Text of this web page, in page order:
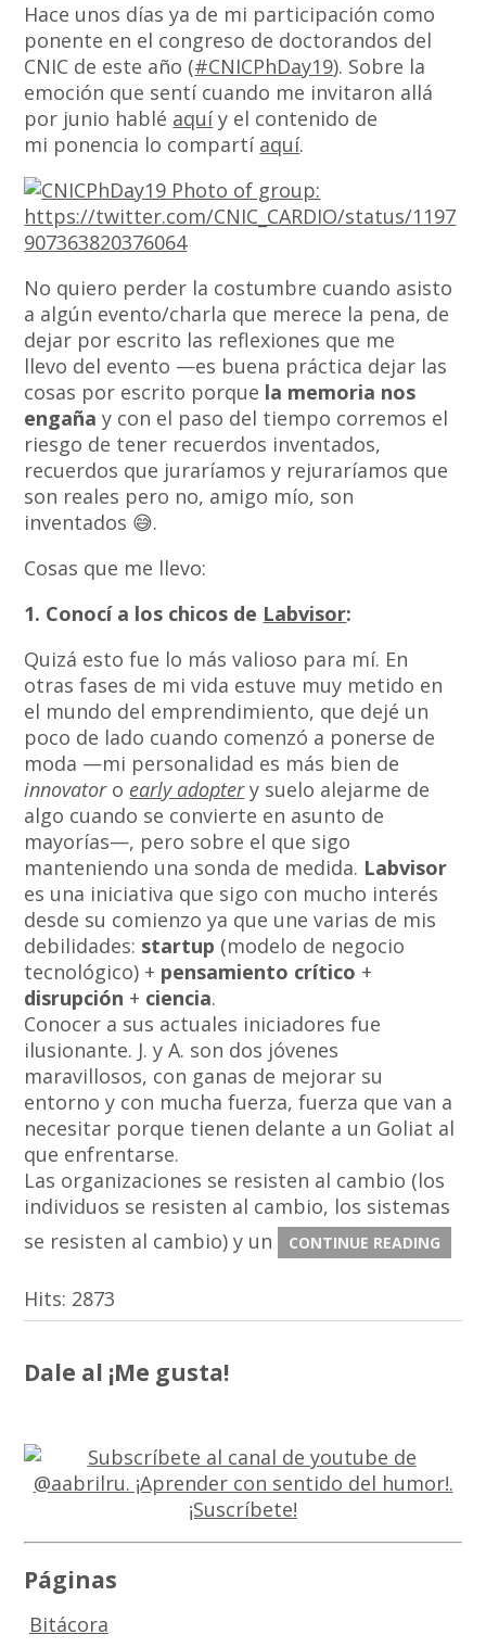
Hace unos días ya de mi participación como
ponente en el congreso de doctorandos del
CNIC de este año (#CNICPhDay19). Sobre la
emoción que sentí cuando me invitaron allá
por junio hablé aquí y el contenido de
mi ponencia lo compartí aquí.
No quiero perder la costumbre cuando asisto
a algún evento/charla que merece la pena, de
dejar por escrito las reflexiones que me
llevo del evento —es buena práctica dejar las
cosas por escrito porque la memoria nos
engaña y con el paso del tiempo corremos el
riesgo de tener recuerdos inventados,
recuerdos que juraríamos y rejuraríamos que
son reales pero no, amigo mío, son
inventados 😅.
Cosas que me llevo:
1. Conocí a los chicos de Labvisor:
Quizá esto fue lo más valioso para mí. En
otras fases de mi vida estuve muy metido en
el mundo del emprendimiento, que dejé un
poco de lado cuando comenzó a ponerse de
moda —mi personalidad es más bien de
innovatoro early adoptery suelo alejarme de
algo cuando se convierte en asunto de
mayorías—, pero sobre el que sigo
manteniendo una sonda de medida. Labvisor
es una iniciativa que sigo con mucho interés
desde su comienzo ya que une varias de mis
debilidades: startup (modelo de negocio
tecnológico) + pensamiento crítico +
disrupción + ciencia.
Conocer a sus actuales iniciadores fue
ilusionante. J. y A. son dos jóvenes
maravillosos, con ganas de mejorar su
entorno y con mucha fuerza, fuerza que van a
necesitar porque tienen delante a un Goliat al
que enfrentarse.
Las organizaciones se resisten al cambio (los
individuos se resisten al cambio, los sistemas
se resisten al cambio) y un
CONTINUE READING
Hits: 2873
Dale al ¡Me gusta!
Páginas
Bitácora